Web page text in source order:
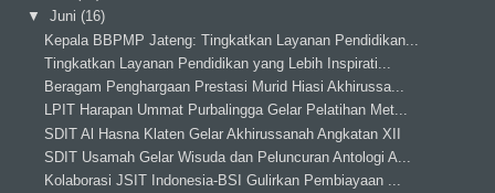
▼ Juni (16)
Kepala BBPMP Jateng: Tingkatkan Layanan Pendidikan...
Tingkatkan Layanan Pendidikan yang Lebih Inspirati...
Beragam Penghargaan Prestasi Murid Hiasi Akhirussa...
LPIT Harapan Ummat Purbalingga Gelar Pelatihan Met...
SDIT Al Hasna Klaten Gelar Akhirussanah Angkatan XII
SDIT Usamah Gelar Wisuda dan Peluncuran Antologi A...
Kolaborasi JSIT Indonesia-BSI Gulirkan Pembiayaan ...